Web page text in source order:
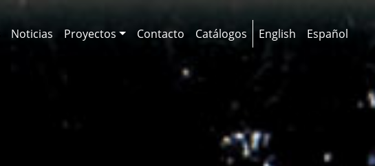
Noticias Proyectos Contacto Catálogos English Español